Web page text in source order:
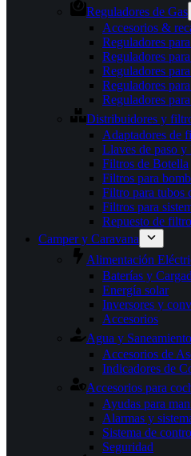
Reguladores de Gas
Accesorios &
Reguladores
Reguladores
Reguladores
Reguladores
Reguladores
Distribuidores y
Adaptadores de
Llaves de paso
Filtros de Botella
Filtros para
Filtro para tubos
Filtros para
Repuesto de
Camper y Caravana
Alimentación
Baterías y
Energía solar
Inversores y
Accesorios
Agua y Saneamiento
Accesorios de
Indicadores de
Accesorios para
Ayudas para
Alarmas y
Sistema de
Seguridad